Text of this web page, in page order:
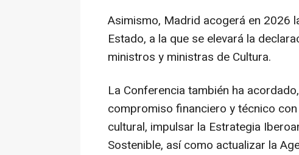
Asimismo, Madrid acogerá en 2026
Estado, a la que se elevará la
ministros y ministras de Cultura.
La Conferencia también ha
compromiso financiero y técnico
cultural, impulsar la Estrategia
Sostenible, así como actualizar la